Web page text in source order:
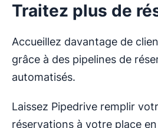
Traitez plus de
Accueillez davantage de
grâce à des pipelines de
automatisés.
Laissez Pipedrive remplir
réservations à votre place